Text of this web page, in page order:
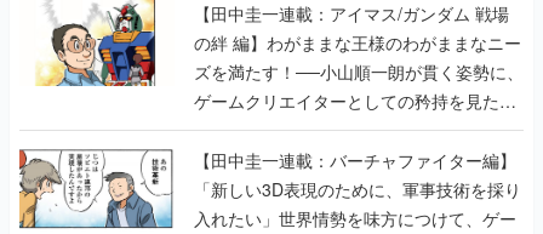
【田中圭一連載：アイマス/ガンダム 戦場
の絆 編】わがままな王様のわがままなニー
ズを満たす！──小山順一朗が貫く姿勢に、
ゲームクリエイターとしての矜持を見た
【若ゲのいたり最終回】
【田中圭一連載：バーチャファイター編】
「新しい3D表現のために、軍事技術を採り
入れたい」世界情勢を味方につけて、ゲー